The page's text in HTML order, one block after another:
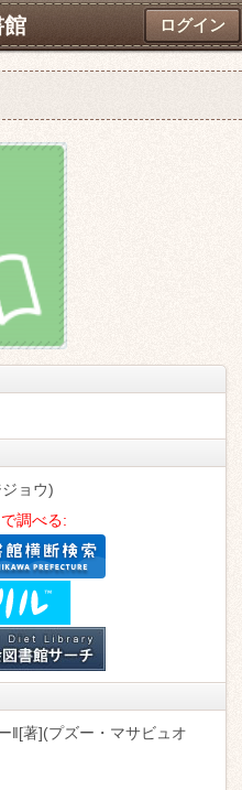
ログイン
ョウ)
調べる:
‖[著](プズー・マサビュオ